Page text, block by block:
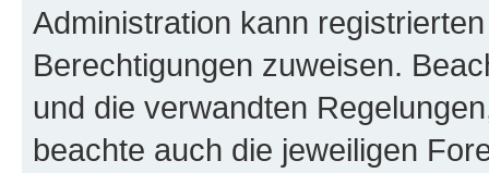
Administration kann
Berechtigungen zuweisen.
und die verwandten
beachte auch die jeweiligen